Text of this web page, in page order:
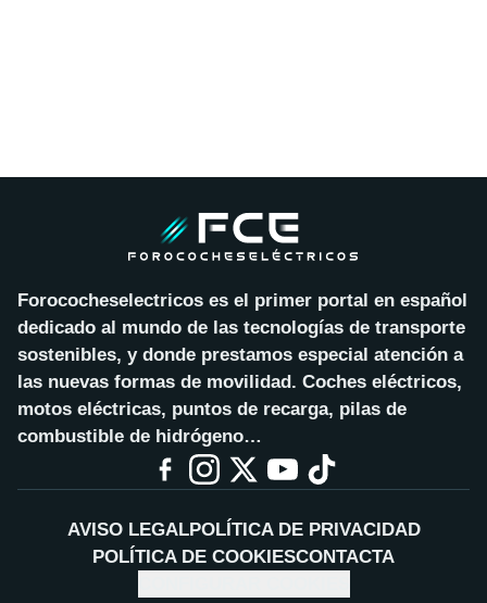
Forococheselectricos es el primer portal en español
dedicado al mundo de las tecnologías de transporte
sostenibles, y donde prestamos especial atención a
las nuevas formas de movilidad. Coches eléctricos,
motos eléctricas, puntos de recarga, pilas de
combustible de hidrógeno…
AVISO LEGALPOLÍTICA DE PRIVACIDAD
POLÍTICA DE COOKIESCONTACTA